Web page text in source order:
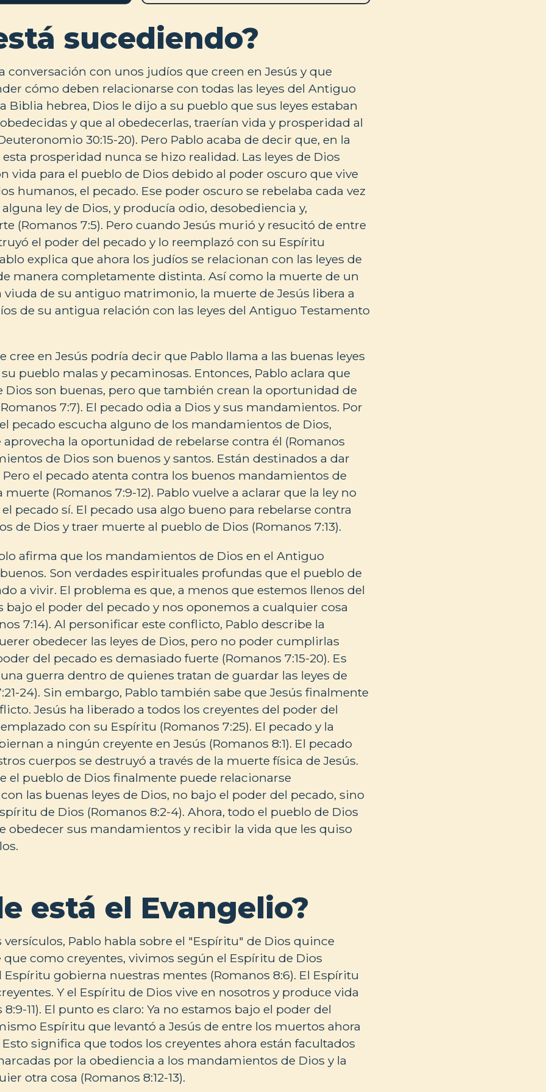
sucediendo?
conversación con unos judíos que creen en Jesús y que
cómo deben relacionarse con todas las leyes del Antiguo
Biblia hebrea, Dios le dijo a su pueblo que sus leyes estaban
y que al obedecerlas, traerían vida y prosperidad al
30:15-20). Pero Pablo acaba de decir que, en la
prosperidad nunca se hizo realidad. Las leyes de Dios
vida para el pueblo de Dios debido al poder oscuro que vive
humanos, el pecado. Ese poder oscuro se rebelaba cada vez
ley de Dios, y producía odio, desobediencia y,
(Romanos 7:5). Pero cuando Jesús murió y resucitó de entre
el poder del pecado y lo reemplazó con su Espíritu
explica que ahora los judíos se relacionan con las leyes de
manera completamente distinta. Así como la muerte de un
viuda de su antiguo matrimonio, la muerte de Jesús libera a
de su antigua relación con las leyes del Antiguo Testamento
cree en Jesús podría decir que Pablo llama a las buenas leyes
pueblo malas y pecaminosas. Entonces, Pablo aclara que
Dios son buenas, pero que también crean la oportunidad de
7:7). El pecado odia a Dios y sus mandamientos. Por
pecado escucha alguno de los mandamientos de Dios,
la oportunidad de rebelarse contra él (Romanos
de Dios son buenos y santos. Están destinados a dar
el pecado atenta contra los buenos mandamientos de
(Romanos 7:9-12). Pablo vuelve a aclarar que la ley no
pecado sí. El pecado usa algo bueno para rebelarse contra
de Dios y traer muerte al pueblo de Dios (Romanos 7:13).
afirma que los mandamientos de Dios en el Antiguo
Son verdades espirituales profundas que el pueblo de
a vivir. El problema es que, a menos que estemos llenos del
bajo el poder del pecado y nos oponemos a cualquier cosa
7:14). Al personificar este conflicto, Pablo describe la
obedecer las leyes de Dios, pero no poder cumplirlas
del pecado es demasiado fuerte (Romanos 7:15-20). Es
guerra dentro de quienes tratan de guardar las leyes de
24). Sin embargo, Pablo también sabe que Jesús finalmente
Jesús ha liberado a todos los creyentes del poder del
con su Espíritu (Romanos 7:25). El pecado y la
a ningún creyente en Jesús (Romanos 8:1). El pecado
cuerpos se destruyó a través de la muerte física de Jesús.
el pueblo de Dios finalmente puede relacionarse
las buenas leyes de Dios, no bajo el poder del pecado, sino
de Dios (Romanos 8:2-4). Ahora, todo el pueblo de Dios
obedecer sus mandamientos y recibir la vida que les quiso
está el Evangelio?
Pablo habla sobre el "Espíritu" de Dios quince
que como creyentes, vivimos según el Espíritu de Dios
Espíritu gobierna nuestras mentes (Romanos 8:6). El Espíritu
Y el Espíritu de Dios vive en nosotros y produce vida
11). El punto es claro: Ya no estamos bajo el poder del
Espíritu que levantó a Jesús de entre los muertos ahora
significa que todos los creyentes ahora están facultados
por la obediencia a los mandamientos de Dios y la
otra cosa (Romanos 8:12-13).